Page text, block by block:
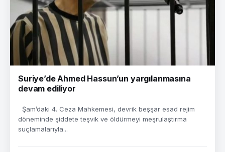
Suriye’de Ahmed Hassun’un yargılanmasına
devam ediliyor
Şam’daki 4. Ceza Mahkemesi, devrik beşşar esad rejim
döneminde şiddete teşvik ve öldürmeyi meşrulaştırma
suçlamalarıyla...